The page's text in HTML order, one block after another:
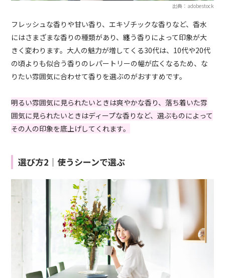
出典：adobestock
フレッシュな香りや甘い香り、エキゾチックな香りなど、香水
にはさまざまな香りの種類があり、纏う香りによって印象が大
きく変わります。大人の魅力が増してくる30代は、10代や20代
の頃よりも似合う香りのレパートリーの幅が広くなるため、な
りたい雰囲気に合わせて香りを選ぶのがおすすめです。
明るい雰囲気に見られたいときは爽やかな香り、落ち着いた雰
囲気に見られたいときはディープな香りなど、選ぶものによって
その人の印象を底上げしてくれます。
選び方2｜使うシーンで選ぶ